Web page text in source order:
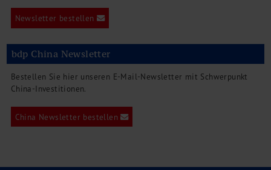
Newsletter bestellen
bdp China Newsletter
Bestellen Sie hier unseren E-Mail-Newsletter mit Schwerpunkt
China-Investitionen.
China Newsletter bestellen